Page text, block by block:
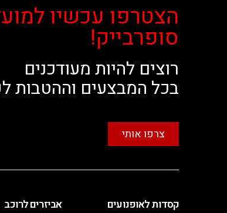
הצטרפו עכשיו
סופרבייק!
רוצים להיות מעודכנים
בכל המבצעים וההטבות
צרפו אותי
קסדות לאופנועים אביזרים לרוכב